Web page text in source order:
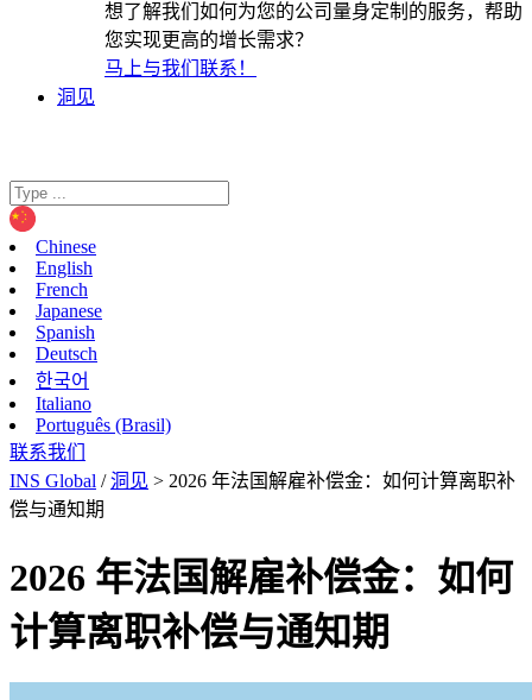
想了解我们如何为您的公司量身定制的服务，帮助
您实现更高的增长需求？
马上与我们联系！
洞见
Chinese
English
French
Japanese
Spanish
Deutsch
한국어
Italiano
Português (Brasil)
联系我们
INS Global /洞见 > 2026 年法国解雇补偿金：如何计算离职补
偿与通知期
2026 年法国解雇补偿金：如何
计算离职补偿与通知期